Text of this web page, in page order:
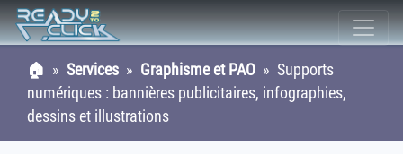
🏠 » Services » Graphisme et PAO » Supports
numériques : bannières publicitaires, infographies,
dessins et illustrations